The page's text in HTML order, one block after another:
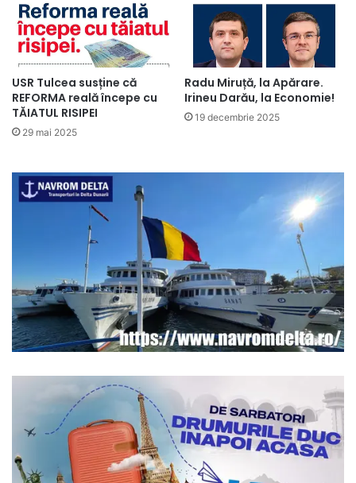
USR Tulcea susține că
REFORMA reală începe cu
TĂIATUL RISIPEI
29 mai 2025
Radu Miruță, la Apărare.
Irineu Darău, la Economie!
19 decembrie 2025